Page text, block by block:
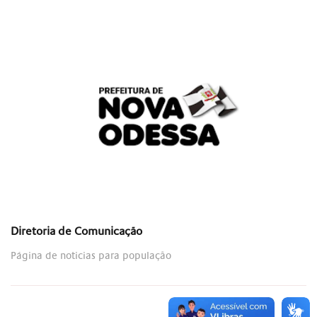
Diretoria de Comunicação
Página de noticias para população